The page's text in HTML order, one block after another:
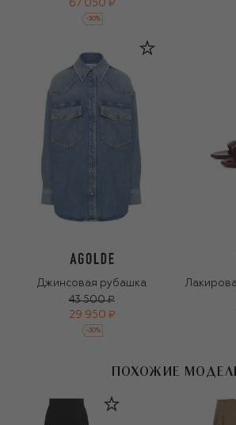
67 050 ₽
-30%
Джинсовая рубашка
43 500 ₽
29 950 ₽
-30%
ПОХОЖИЕ